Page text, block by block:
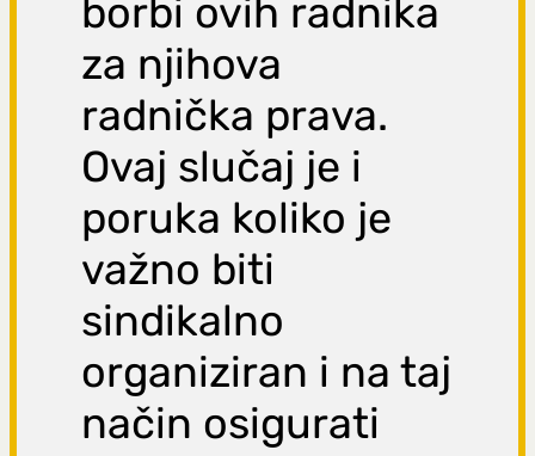
borbi ovih radnika
za njihova
radnička prava.
Ovaj slučaj je i
poruka koliko je
važno biti
sindikalno
organiziran i na taj
način osigurati